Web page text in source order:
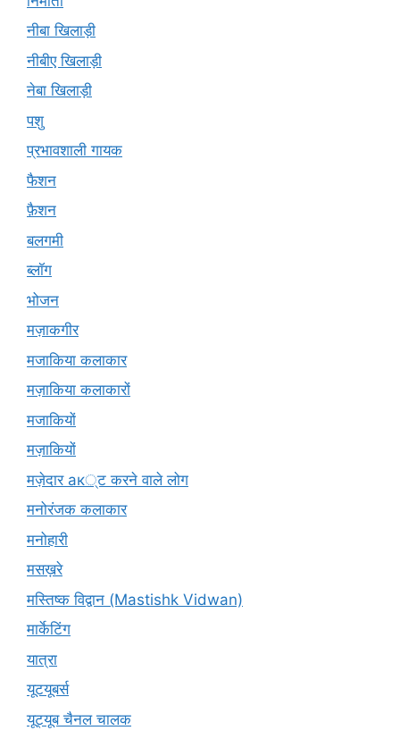
नीबा खिलाड़ी
नीबीए खिलाड़ी
नेबा खिलाड़ी
पशु
प्रभावशाली गायक
फैशन
फ़ैशन
बलगमी
ब्लॉग
भोजन
मज़ाकगीर
मजाकिया कलाकार
मज़ाकिया कलाकारों
मजाकियों
मज़ाकियों
मज़ेदार ак्ट करने वाले लोग
मनोरंजक कलाकार
मनोहारी
मसख़रे
मस्तिष्क विद्वान (Mastishk Vidwan)
मार्केटिंग
यात्रा
यूटयूबर्स
यूट्यूब चैनल चालक